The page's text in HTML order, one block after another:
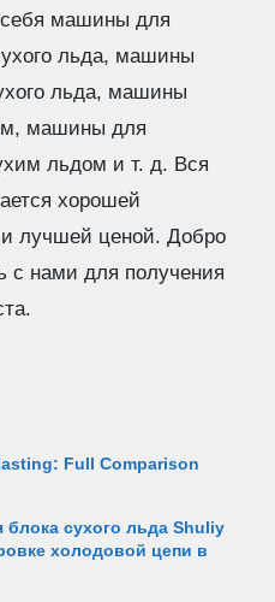
себя машины для
льда, машины
льда, машины
машины для
льдом и т. д. Вся
хорошей
и лучшей ценой. Добро
с нами для получения
Full Comparison
блока сухого льда Shuliy
холодовой цепи в